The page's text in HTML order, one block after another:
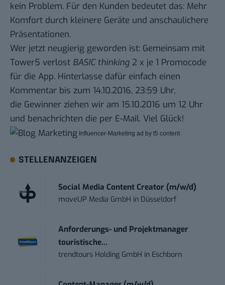
kein Problem. Für den Kunden bedeutet das: Mehr
Komfort durch kleinere Geräte und anschaulichere
Präsentationen.
Wer jetzt neugierig geworden ist: Gemeinsam mit
Tower5 verlost BASIC thinking 2 x je 1 Promocode
für die App. Hinterlasse dafür einfach einen
Kommentar bis zum 14.10.2016, 23:59 Uhr,
die Gewinner ziehen wir am 15.10.2016 um 12 Uhr
und benachrichten die per E-Mail. Viel Glück!
Influencer-Marketing ad by t5 content
STELLENANZEIGEN
Social Media Content Creator (m/w/d)
moveUP Media GmbH in Düsseldorf
Anforderungs- und Projektmanager
touristische...
trendtours Holding GmbH in Eschborn